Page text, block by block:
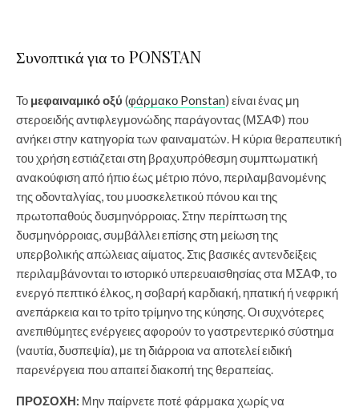
Συνοπτικά για το PONSTAN
Το μεφαιναμικό οξύ (φάρμακο Ponstan) είναι ένας μη
στεροειδής αντιφλεγμονώδης παράγοντας (ΜΣΑΦ) που
ανήκει στην κατηγορία των φαιναματών. Η κύρια θεραπευτική
του χρήση εστιάζεται στη βραχυπρόθεσμη συμπτωματική
ανακούφιση από ήπιο έως μέτριο πόνο, περιλαμβανομένης
της οδονταλγίας, του μυοσκελετικού πόνου και της
πρωτοπαθούς δυσμηνόρροιας. Στην περίπτωση της
δυσμηνόρροιας, συμβάλλει επίσης στη μείωση της
υπερβολικής απώλειας αίματος. Στις βασικές αντενδείξεις
περιλαμβάνονται το ιστορικό υπερευαισθησίας στα ΜΣΑΦ, το
ενεργό πεπτικό έλκος, η σοβαρή καρδιακή, ηπατική ή νεφρική
ανεπάρκεια και το τρίτο τρίμηνο της κύησης. Οι συχνότερες
ανεπιθύμητες ενέργειες αφορούν το γαστρεντερικό σύστημα
(ναυτία, δυσπεψία), με τη διάρροια να αποτελεί ειδική
παρενέργεια που απαιτεί διακοπή της θεραπείας.
ΠΡΟΣΟΧΗ: Μην παίρνετε ποτέ φάρμακα χωρίς να